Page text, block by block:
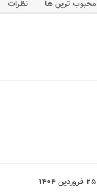
محبوب ترین ها
نظرات